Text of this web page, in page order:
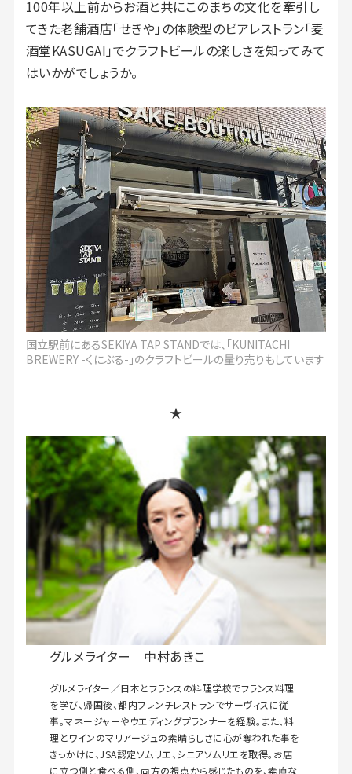
100年以上前からお酒と共にこのまちの文化を牽引し
てきた老舗酒店「せきや」の体験型のビアレストラン「麦
酒堂KASUGAI」でクラフトビールの楽しさを知ってみて
はいかがでしょうか。
国立駅前にあるSEKIYA TAP STANDでは、「KUNITACHI
BREWERY -くにぶる-」のクラフトビールの量り売りもしています
★
グルメライター 中村あきこ
グルメライター／日本とフランスの料理学校でフランス料理
を学び、帰国後、都内フレンチレストランでサーヴィスに従
事。マネージャーやウエディングプランナーを経験。また、料
理とワインのマリアージュの素晴らしさに心が奪われた事を
きっかけに、JSA認定ソムリエ、シニアソムリエを取得。お店
に立つ側と食べる側、両方の視点から感じたものを、素直な